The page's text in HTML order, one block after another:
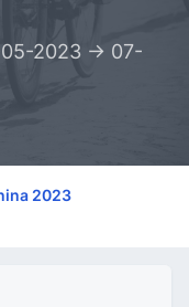
2023 -> 07-
2023